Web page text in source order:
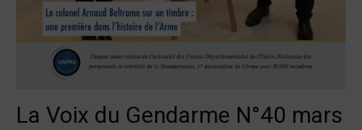
La Voix du Gendarme N°40 mars